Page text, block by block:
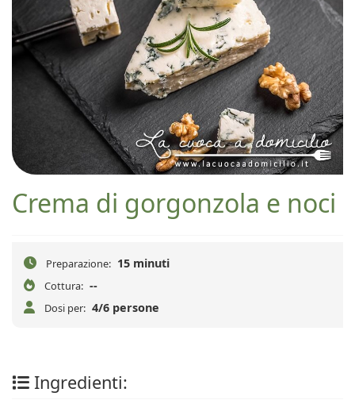
Crema di gorgonzola e noci
Preparazione: 15 minuti
Cottura: --
Dosi per: 4/6 persone
Ingredienti: